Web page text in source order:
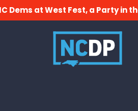
Dems at West Fest, a Party in